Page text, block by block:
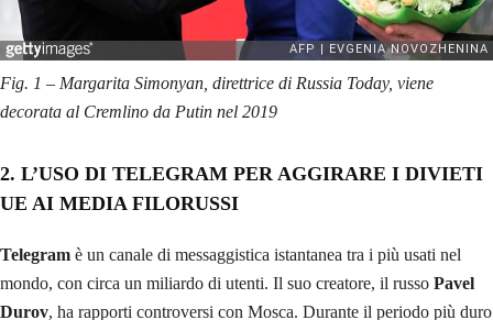
Fig. 1 – Margarita Simonyan, direttrice di Russia Today, viene
decorata al Cremlino da Putin nel 2019
2. L’USO DI TELEGRAM PER AGGIRARE I DIVIETI
UE AI MEDIA FILORUSSI
Telegram è un canale di messaggistica istantanea tra i più usati nel
mondo, con circa un miliardo di utenti. Il suo creatore, il russo Pavel
Durov, ha rapporti controversi con Mosca. Durante il periodo più duro